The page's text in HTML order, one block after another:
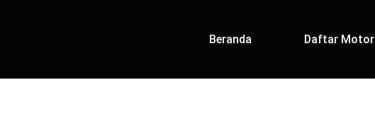
Beranda Daftar Motor